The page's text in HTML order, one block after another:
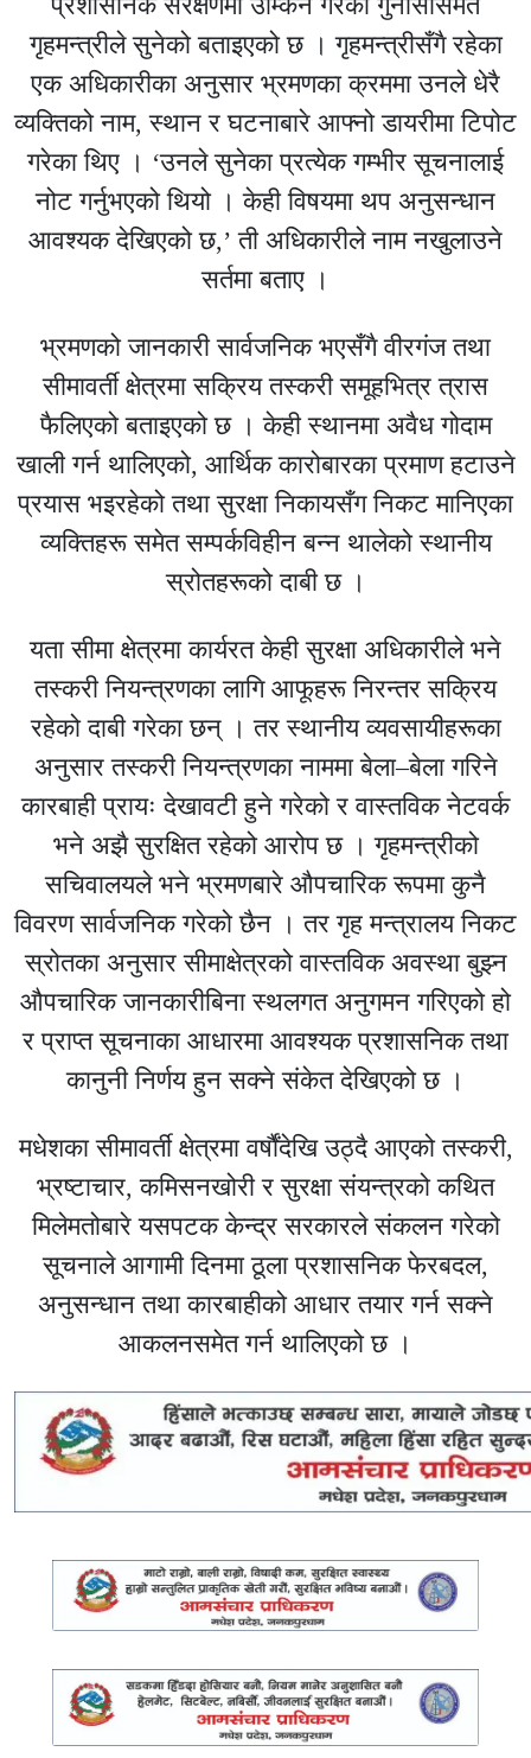
गृहमन्त्रीले सुनेको बताइएको छ । गृहमन्त्रीसँगै रहेका
एक अधिकारीका अनुसार भ्रमणका क्रममा उनले धेरै
व्यक्तिको नाम, स्थान र घटनाबारे आफ्नो डायरीमा टिपोट
गरेका थिए । ‘उनले सुनेका प्रत्येक गम्भीर सूचनालाई
नोट गर्नुभएको थियो । केही विषयमा थप अनुसन्धान
आवश्यक देखिएको छ,’ ती अधिकारीले नाम नखुलाउने
सर्तमा बताए ।
भ्रमणको जानकारी सार्वजनिक भएसँगै वीरगंज तथा
सीमावर्ती क्षेत्रमा सक्रिय तस्करी समूहभित्र त्रास
फैलिएको बताइएको छ । केही स्थानमा अवैध गोदाम
खाली गर्न थालिएको, आर्थिक कारोबारका प्रमाण हटाउने
प्रयास भइरहेको तथा सुरक्षा निकायसँग निकट मानिएका
व्यक्तिहरू समेत सम्पर्कविहीन बन्न थालेको स्थानीय
स्रोतहरूको दाबी छ ।
यता सीमा क्षेत्रमा कार्यरत केही सुरक्षा अधिकारीले भने
तस्करी नियन्त्रणका लागि आफूहरू निरन्तर सक्रिय
रहेको दाबी गरेका छन् । तर स्थानीय व्यवसायीहरूका
अनुसार तस्करी नियन्त्रणका नाममा बेला–बेला गरिने
कारबाही प्रायः देखावटी हुने गरेको र वास्तविक नेटवर्क
भने अझै सुरक्षित रहेको आरोप छ । गृहमन्त्रीको
सचिवालयले भने भ्रमणबारे औपचारिक रूपमा कुनै
विवरण सार्वजनिक गरेको छैन । तर गृह मन्त्रालय निकट
स्रोतका अनुसार सीमाक्षेत्रको वास्तविक अवस्था बुझ्न
औपचारिक जानकारीबिना स्थलगत अनुगमन गरिएको हो
र प्राप्त सूचनाका आधारमा आवश्यक प्रशासनिक तथा
कानुनी निर्णय हुन सक्ने संकेत देखिएको छ ।
मधेशका सीमावर्ती क्षेत्रमा वर्षौंदेखि उठ्दै आएको तस्करी,
भ्रष्टाचार, कमिसनखोरी र सुरक्षा संयन्त्रको कथित
मिलेमतोबारे यसपटक केन्द्र सरकारले संकलन गरेको
सूचनाले आगामी दिनमा ठूला प्रशासनिक फेरबदल,
अनुसन्धान तथा कारबाहीको आधार तयार गर्न सक्ने
आकलनसमेत गर्न थालिएको छ ।